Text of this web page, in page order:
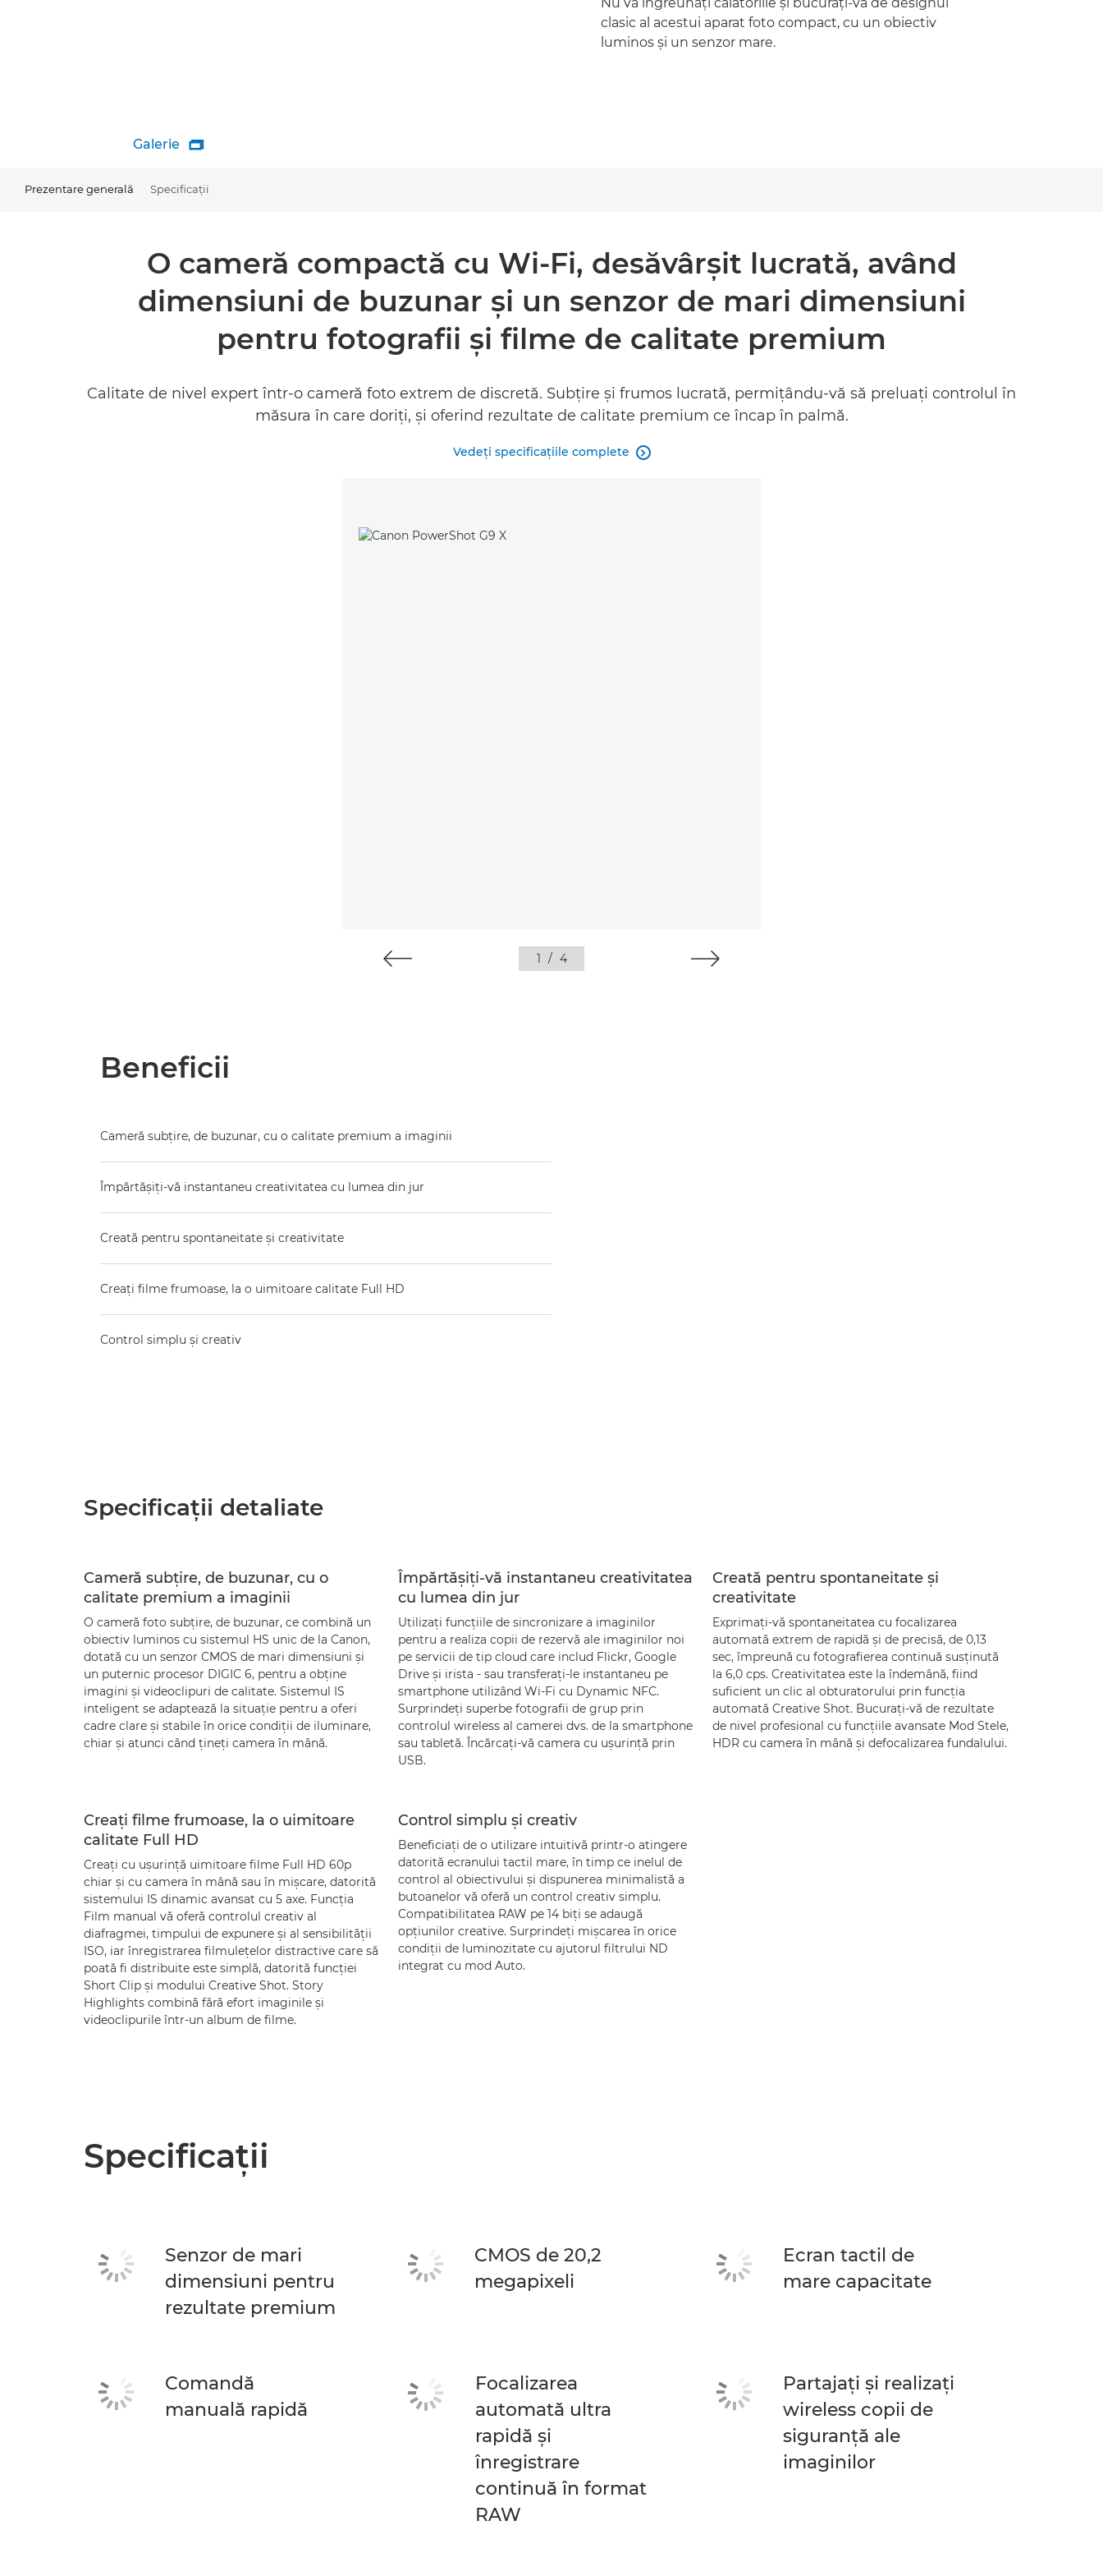
Galerie 
clasic al acestui aparat foto compact, cu un obiectiv
luminos şi un senzor mare.
Prezentare generală Specificaţii
O cameră compactă cu Wi-Fi, desăvârşit lucrată, având
dimensiuni de buzunar şi un senzor de mari dimensiuni
pentru fotografii şi filme de calitate premium
Calitate de nivel expert într-o cameră foto extrem de discretă. Subţire şi frumos lucrată, permiţându-vă să preluaţi controlul în
măsura în care doriţi, şi oferind rezultate de calitate premium ce încap în palmă.
Vedeţi specificaţiile complete 
1 / 4
Beneficii
Cameră subţire, de buzunar, cu o calitate premium a imaginii
Împărtăşiţi-vă instantaneu creativitatea cu lumea din jur
Creată pentru spontaneitate şi creativitate
Creaţi filme frumoase, la o uimitoare calitate Full HD
Control simplu şi creativ
Specificaţii detaliate
Cameră subţire, de buzunar, cu o
calitate premium a imaginii
O cameră foto subţire, de buzunar, ce combină un
obiectiv luminos cu sistemul HS unic de la Canon,
dotată cu un senzor CMOS de mari dimensiuni şi
un puternic procesor DIGIC 6, pentru a obţine
imagini şi videoclipuri de calitate. Sistemul IS
inteligent se adaptează la situaţie pentru a oferi
cadre clare şi stabile în orice condiţii de iluminare,
chiar şi atunci când ţineţi camera în mână.
Împărtăşiţi-vă instantaneu creativitatea
cu lumea din jur
Utilizaţi funcţiile de sincronizare a imaginilor
pentru a realiza copii de rezervă ale imaginilor noi
pe servicii de tip cloud care includ Flickr, Google
Drive şi irista - sau transferaţi-le instantaneu pe
smartphone utilizând Wi-Fi cu Dynamic NFC.
Surprindeţi superbe fotografii de grup prin
controlul wireless al camerei dvs. de la smartphone
sau tabletă. Încărcaţi-vă camera cu uşurinţă prin
USB.
Creată pentru spontaneitate şi
creativitate
Exprimaţi-vă spontaneitatea cu focalizarea
automată extrem de rapidă şi de precisă, de 0,13
sec, împreună cu fotografierea continuă susţinută
la 6,0 cps. Creativitatea este la îndemână, fiind
suficient un clic al obturatorului prin funcţia
automată Creative Shot. Bucuraţi-vă de rezultate
de nivel profesional cu funcţiile avansate Mod Stele,
HDR cu camera în mână şi defocalizarea fundalului.
Creaţi filme frumoase, la o uimitoare
calitate Full HD
Creaţi cu uşurinţă uimitoare filme Full HD 60p
chiar şi cu camera în mână sau în mişcare, datorită
sistemului IS dinamic avansat cu 5 axe. Funcţia
Film manual vă oferă controlul creativ al
diafragmei, timpului de expunere şi al sensibilităţii
ISO, iar înregistrarea filmuleţelor distractive care să
poată fi distribuite este simplă, datorită funcţiei
Short Clip şi modului Creative Shot. Story
Highlights combină fără efort imaginile şi
videoclipurile într-un album de filme.
Control simplu şi creativ
Beneficiaţi de o utilizare intuitivă printr-o atingere
datorită ecranului tactil mare, în timp ce inelul de
control al obiectivului şi dispunerea minimalistă a
butoanelor vă oferă un control creativ simplu.
Compatibilitatea RAW pe 14 biţi se adaugă
opţiunilor creative. Surprindeţi mişcarea în orice
condiţii de luminozitate cu ajutorul filtrului ND
integrat cu mod Auto.
Specificaţii
Senzor de mari
dimensiuni pentru
rezultate premium
CMOS de 20,2
megapixeli
Ecran tactil de
mare capacitate
Comandă
manuală rapidă
Focalizarea
automată ultra
rapidă şi
înregistrare
continuă în format
RAW
Partajaţi şi realizaţi
wireless copii de
siguranţă ale
imaginilor